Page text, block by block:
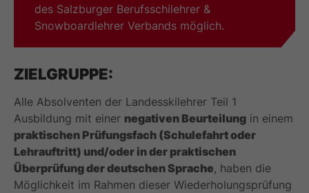
des Salzburger Berufsschilehrer &
Snowboardlehrer Verbands möglich.
ZIELGRUPPE:
Alle Absolventen der Landesskilehrer Teil 1
Ausbildung mit einer negativen Beurteilung in einem
praktischen Prüfungsfach (Schulefahrt oder
Lehrauftritt) und/oder in der praktischen
Überprüfung der deutschen Sprache, haben die
Möglichkeit im Rahmen dieser Wiederholungsprüfung